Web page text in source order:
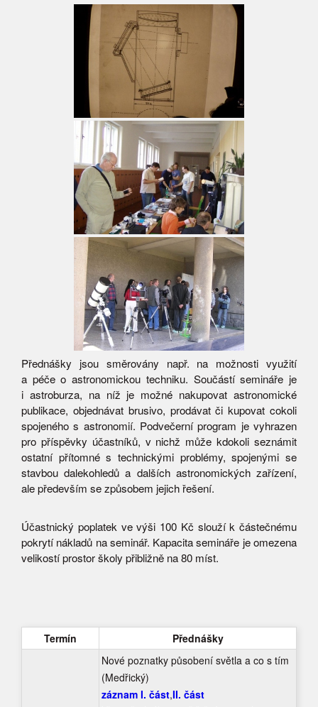
Přednášky jsou směrovány např. na možnosti využití
a péče o astronomickou techniku. Součástí semináře je
i astroburza, na níž je možné nakupovat astronomické
publikace, objednávat brusivo, prodávat či kupovat cokoli
spojeného s astronomií. Podvečerní program je vyhrazen
pro příspěvky účastníků, v nichž může kdokoli seznámit
ostatní přítomné s technickými problémy, spojenými se
stavbou dalekohledů a dalších astronomických zařízení,
ale především se způsobem jejich řešení.
Účastnický poplatek ve výši 100 Kč slouží k částečnému
pokrytí nákladů na seminář. Kapacita semináře je omezena
velikostí prostor školy přibližně na 80 míst.
Termín Přednášky
Nové poznatky působení světla a co s tím
(Medřický)
záznam I. část,II. část